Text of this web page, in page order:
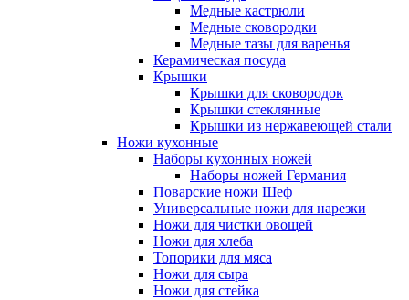
Медные кастрюли
Медные сковородки
Медные тазы для варенья
Керамическая посуда
Крышки
Крышки для сковородок
Крышки стеклянные
Крышки из нержавеющей стали
Ножи кухонные
Наборы кухонных ножей
Наборы ножей Германия
Поварские ножи Шеф
Универсальные ножи для нарезки
Ножи для чистки овощей
Ножи для хлеба
Топорики для мяса
Ножи для сыра
Ножи для стейка